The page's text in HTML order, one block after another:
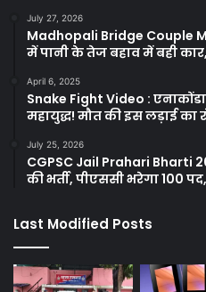
July 27, 2026
Madhopali Bridge Couple
में पानी के तेज बहाव में बही कार,
April 6, 2025
Snake Fight Video :
महायुद्ध! मौत की इस लड़ाई का
July 25, 2026
CGPSC Jail Prahari Bharti
की भर्ती, पीएससी भरेगा 100
Last Modified Posts